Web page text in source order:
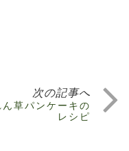
次の記事へ
草パンケーキの
レシピ